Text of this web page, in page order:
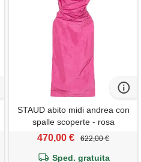
STAUD abito midi andrea con
spalle scoperte - rosa
470,00 € 622,00 €
Sped. gratuita